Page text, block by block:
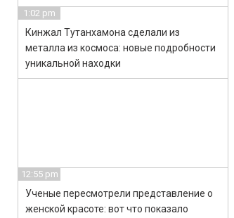
1:02 pm
Кинжал Тутанхамона сделали из
металла из космоса: новые подробности
уникальной находки
12:55 pm
Ученые пересмотрели представление о
женской красоте: вот что показало